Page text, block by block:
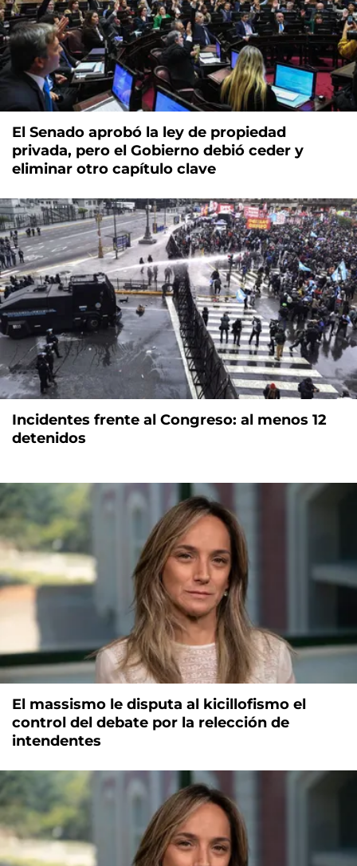
El Senado aprobó la ley de propiedad
privada, pero el Gobierno debió ceder y
eliminar otro capítulo clave
Incidentes frente al Congreso: al menos 12
detenidos
El massismo le disputa al kicillofismo el
control del debate por la relección de
intendentes